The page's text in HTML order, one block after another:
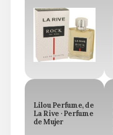
Lilou Perfume, de
La Rive · Perfume
de Mujer